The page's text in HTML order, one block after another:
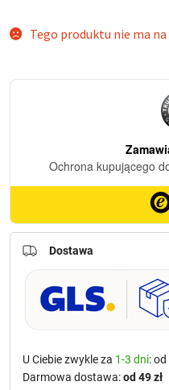
(z VAT)